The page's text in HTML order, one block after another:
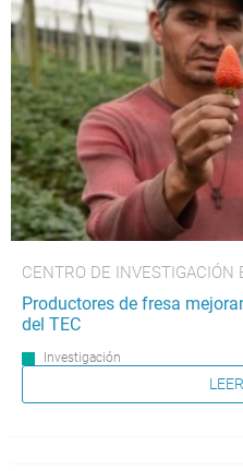
CENTRO DE INVESTIGACIÓN
Productores de fresa
del TEC
Investigación